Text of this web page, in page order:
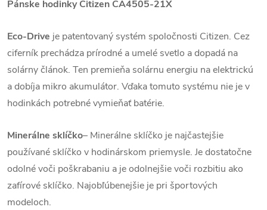
Pánske hodinky Citizen CA4505-21X
Eco-Drive je patentovaný systém spoločnosti Citizen. Cez
ciferník prechádza prírodné a umelé svetlo a dopadá na
solárny článok. Ten premieňa solárnu energiu na elektrickú
a dobíja mikro akumulátor. Vďaka tomuto systému nie je v
hodinkách potrebné vymieňať batérie.
Minerálne sklíčko– Minerálne sklíčko je najčastejšie
používané sklíčko v hodinárskom priemysle. Je dostatočne
odolné voči poškrabaniu a je odolnejšie voči rozbitiu ako
zafírové sklíčko. Najobľúbenejšie je pri športových
modeloch.